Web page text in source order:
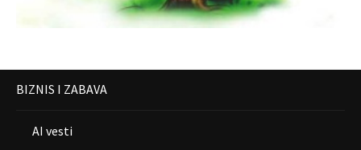
BIZNIS I ZABAVA
AI vesti